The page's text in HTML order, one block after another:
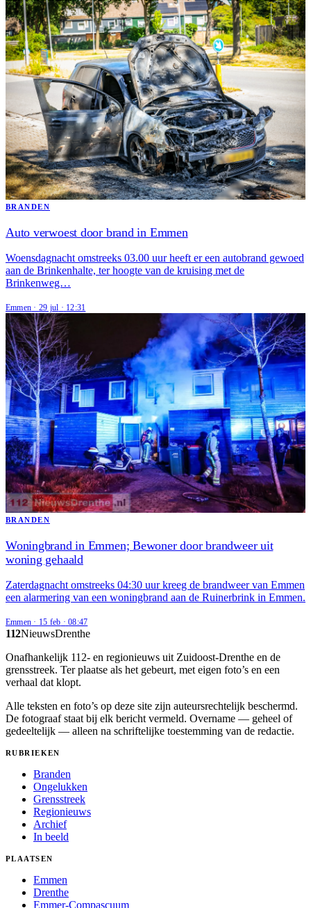
BRANDEN
Auto verwoest door brand in Emmen
Woensdagnacht omstreeks 03.00 uur heeft er een autobrand gewoed
aan de Brinkenhalte, ter hoogte van de kruising met de
Brinkenweg…
Emmen · 29 jul · 12:31
BRANDEN
Woningbrand in Emmen; Bewoner door brandweer uit
woning gehaald
Zaterdagnacht omstreeks 04:30 uur kreeg de brandweer van Emmen
een alarmering van een woningbrand aan de Ruinerbrink in Emmen.
Emmen · 15 feb · 08:47
112NieuwsDrenthe
Onafhankelijk 112- en regionieuws uit Zuidoost-Drenthe en de
grensstreek. Ter plaatse als het gebeurt, met eigen foto’s en een
verhaal dat klopt.
Alle teksten en foto’s op deze site zijn auteursrechtelijk beschermd.
De fotograaf staat bij elk bericht vermeld. Overname — geheel of
gedeeltelijk — alleen na schriftelijke toestemming van de redactie.
RUBRIEKEN
Branden
Ongelukken
Grensstreek
Regionieuws
Archief
In beeld
PLAATSEN
Emmen
Drenthe
Emmer-Compascuum